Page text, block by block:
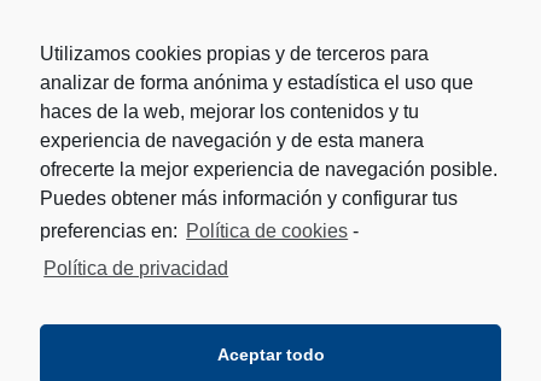
Utilizamos cookies propias y de terceros para
analizar de forma anónima y estadística el uso que
haces de la web, mejorar los contenidos y tu
experiencia de navegación y de esta manera
ofrecerte la mejor experiencia de navegación posible.
Puedes obtener más información y configurar tus
preferencias en: Política de cookies -
Política de privacidad
Aceptar todo